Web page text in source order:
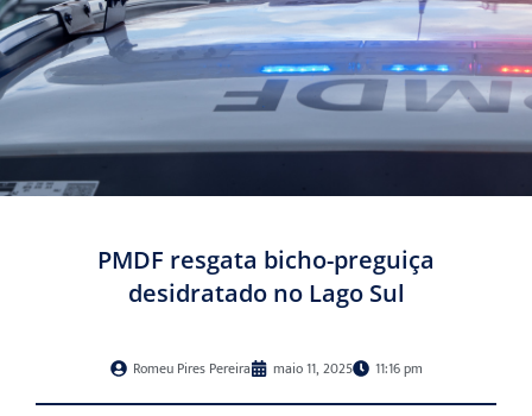
PMDF resgata bicho-preguiça
desidratado no Lago Sul
Romeu Pires Pereira maio 11, 2025 11:16 pm